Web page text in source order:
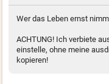
Wer das Leben ernst
ACHTUNG! Ich verbiete
einstelle, ohne meine
kopieren!